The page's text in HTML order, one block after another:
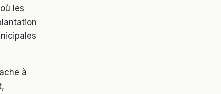
les
à